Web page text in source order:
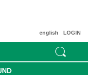
LOGIN
english